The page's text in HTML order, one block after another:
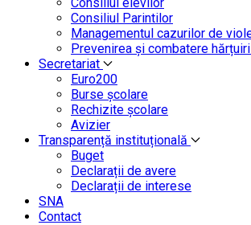
Consiliul Parintilor
Managementul cazurilor de
Prevenirea și combatere
Secretariat
Euro200
Burse școlare
Rechizite școlare
Avizier
Transparență instituțională
Buget
Declarații de avere
Declarații de interese
SNA
Contact